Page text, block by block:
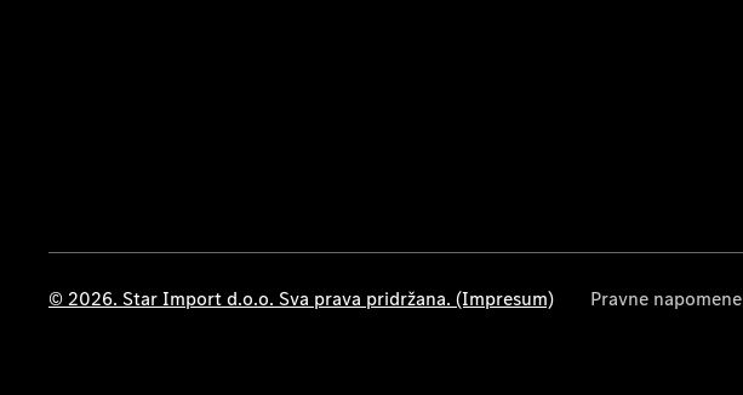
© 2026. Star Import d.o.o. Sva prava pridržana. (Impresum) Pravne napomene